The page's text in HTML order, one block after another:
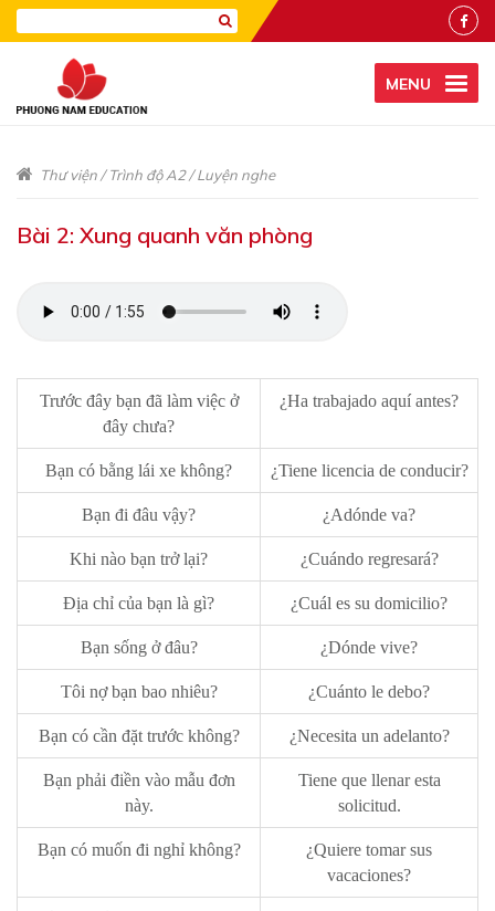
MENU
Thư viện/Trình độ A2/Luyện nghe
Bài 2: Xung quanh văn phòng
Trước đây bạn đã làm việc ở
đây chưa?
¿Ha trabajado aquí antes?
Bạn có bằng lái xe không? ¿Tiene licencia de conducir?
Bạn đi đâu vậy? ¿Adónde va?
Khi nào bạn trở lại? ¿Cuándo regresará?
Địa chỉ của bạn là gì? ¿Cuál es su domicilio?
Bạn sống ở đâu? ¿Dónde vive?
Tôi nợ bạn bao nhiêu? ¿Cuánto le debo?
Bạn có cần đặt trước không? ¿Necesita un adelanto?
Bạn phải điền vào mẫu đơn
này.
Tiene que llenar esta
solicitud.
Bạn có muốn đi nghỉ không?
¿Quiere tomar sus
vacaciones?